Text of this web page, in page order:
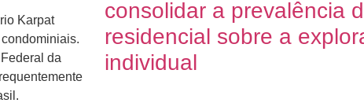
Karpat
da
consolidar a prevalência
residencial sobre a
individual